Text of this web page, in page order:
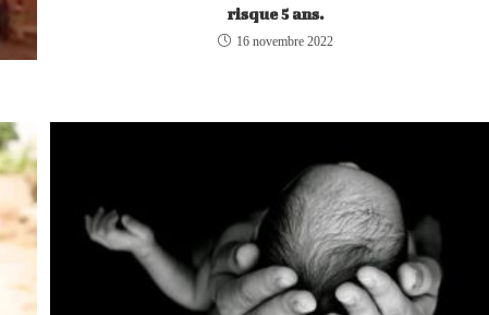
risque 5 ans.
16 novembre 2022